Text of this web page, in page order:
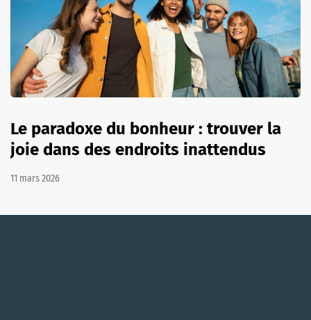
Le paradoxe du bonheur : trouver la
joie dans des endroits inattendus
11 mars 2026